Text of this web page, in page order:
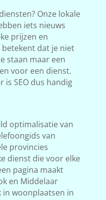
Onze lokale
iets nieuws
prijzen en
dat je niet
staan maar een
voor een dienst.
is SEO dus handig
optimalisatie van
van
provincies
dienst die voor elke
pagina maakt
en Middelaar
woonplaatsen in